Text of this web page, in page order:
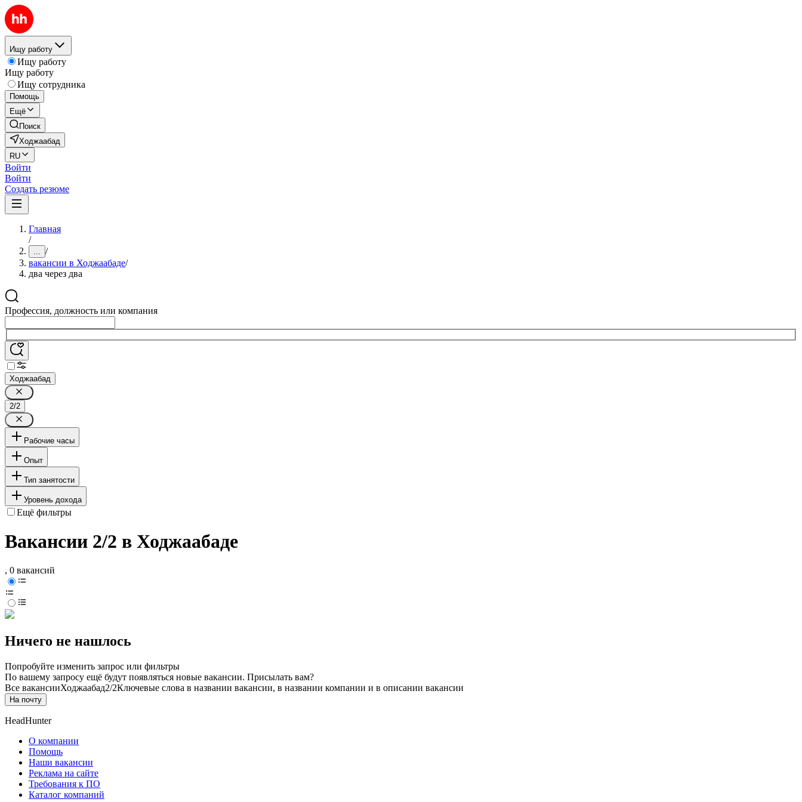
Ищу работу
Ищу работу
Ищу работу
Ищу сотрудника
Помощь
Ещё
Поиск
Ходжаабад
RU
Войти
Войти
Создать резюме
Главная
/
... /
вакансии в Ходжаабаде/
два через два
Профессия, должность или компания
Ходжаабад
2/2
Рабочие часы
Опыт
Тип занятости
Уровень дохода
Ещё фильтры
Вакансии 2/2 в Ходжаабаде
, 0 вакансий
Ничего не нашлось
Попробуйте изменить запрос или фильтры
По вашему запросу ещё будут появляться новые вакансии. Присылать вам?
Все вакансииХоджаабад2/2Ключевые слова в названии вакансии, в названии компании и в описании вакансии
На почту
HeadHunter
О компании
Помощь
Наши вакансии
Реклама на сайте
Требования к ПО
Каталог компаний